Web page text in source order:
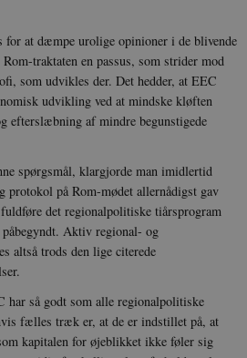
for at dæmpe urolige opinioner i de blivende
traktaten en passus, som strider mod
som udvikles der. Det hedder, at EEC
udvikling ved at mindske kløften
efterslæbning af mindre begunstigede
spørgsmål, klargjorde man imidlertid
protokol på Rom-mødet allernådigst gav
det regionalpolitiske tiårsprogram
Aktiv regional- og
altså trods den lige citerede
har så godt som alle regionalpolitiske
fælles træk er, at de er indstillet på, at
kapitalen for øjeblikket ikke føler sig